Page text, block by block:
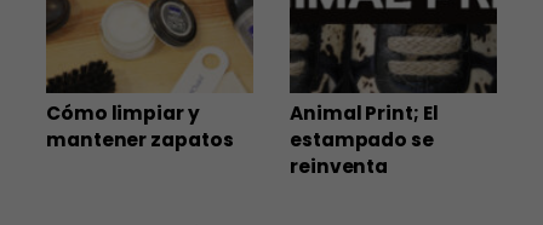
Cómo limpiar y
mantener zapatos
Animal Print; El
estampado se
reinventa